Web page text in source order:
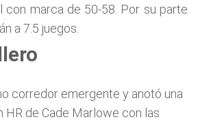
con marca de 50-58. Por su parte
a 7.5 juegos.
corredor emergente y anotó una
HR de Cade Marlowe con las